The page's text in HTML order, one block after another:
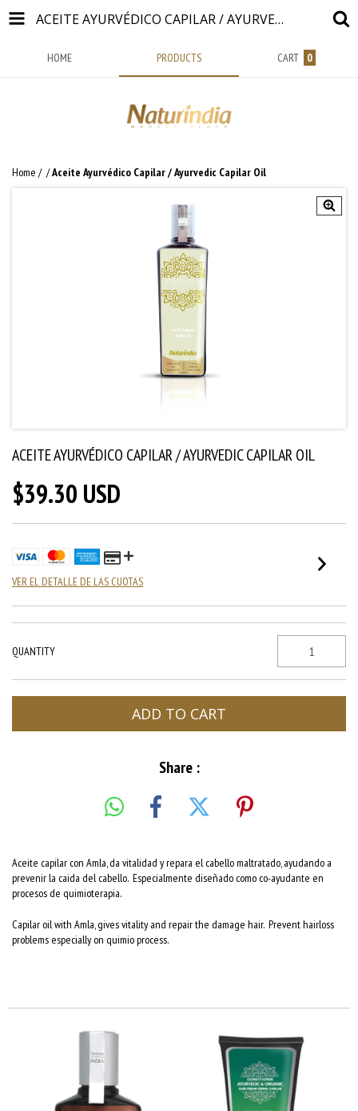
ACEITE AYURVÉDICO CAPILAR / AYURVEDIC CAPILAR OIL
HOME PRODUCTS CART 0
Home / /Aceite Ayurvédico Capilar / Ayurvedic Capilar Oil
ACEITE AYURVÉDICO CAPILAR / AYURVEDIC CAPILAR OIL
$39.30 USD
VER EL DETALLE DE LAS CUOTAS
QUANTITY
Share :
Aceite capilar con Amla, da vitalidad y repara el cabello maltratado, ayudando a
prevenir la caida del cabello. Especialmente diseñado como co-ayudante en
procesos de quimioterapia.
Capilar oil with Amla, gives vitality and repair the damage hair. Prevent hairloss
problems especially on quimio process.